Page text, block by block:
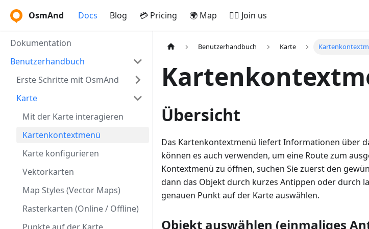
OsmAnd Docs Blog 💳 Pricing 🌍 Map 🚵‍♂️ Join us
Dokumentation
Benutzerhandbuch
Erste Schritte mit OsmAnd
Karte
Mit der Karte interagieren
Kartenkontextmenü
Karte konfigurieren
Vektorkarten
Map Styles (Vector Maps)
Rasterkarten (Online / Offline)
Benutzerhandbuch Karte
Übersicht
Das Kartenkontextmenü liefert Informationen über
können es auch verwenden, um eine Route zum
Kontextmenü zu öffnen, suchen Sie zuerst den
dann das Objekt durch kurzes Antippen oder durch
genauen Punkt auf der Karte auswählen.
Objekt auswählen (einmaliges